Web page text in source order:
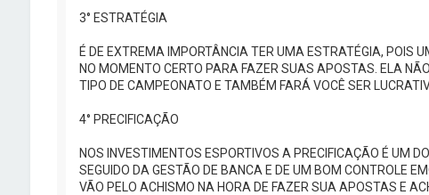
3° ESTRATÉGIA
É DE EXTREMA IMPORTÂNCIA TER UMA ESTRATÉGIA, POIS
NO MOMENTO CERTO PARA FAZER SUAS APOSTAS. ELA
TIPO DE CAMPEONATO E TAMBÉM FARÁ VOCÊ SER
4° PRECIFICAÇÃO
NOS INVESTIMENTOS ESPORTIVOS A PRECIFICAÇÃO É UM
SEGUIDO DA GESTÃO DE BANCA E DE UM BOM CONTROLE
VÃO PELO ACHISMO NA HORA DE FAZER SUA APOSTAS E